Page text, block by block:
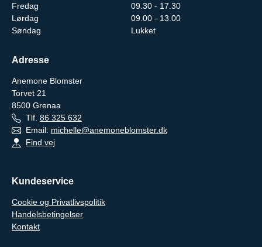
Fredag
09.30 - 17.30
Lørdag
09.00 - 13.00
Søndag
Lukket
Adresse
Anemone Blomster
Torvet 21
8500 Grenaa
Tlf. 86 325 632
Email: michelle@anemoneblomster.dk
Find vej
Kundeservice
Cookie og Privatlivspolitik
Handelsbetingelser
Kontakt